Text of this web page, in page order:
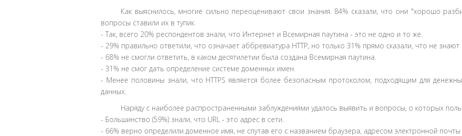
Как выяснилось, многие сильно переоценивают свои знания. 84% сказали, что они "хорошо
вопросы ставили их в тупик.
- Так, всего 20% респондентов знали, что Интернет и Всемирная паутина - это не одно и то же.
- 29% правильно ответили, что означает аббревиатура HTTP, но только 31% прямо сказали, что не
- 68% не смогли ответить, в каком десятилетии была создана Всемирная паутина.
- 31% не смог дать определение системе доменных имен.
- Менее половины знали, что HTTPS является более безопасным протоколом, подходящим для
данных.
Наряду с наиболее распространенными заблуждениями удалось выявить и вопросы, о которых
- Большинство (59%) знали, что URL - это адрес в сети.
- 66% верно определили доменное имя, не спутав его с названием браузера, адресом электронной